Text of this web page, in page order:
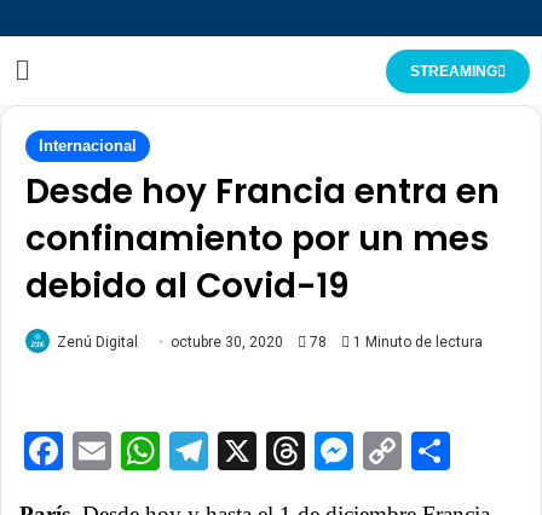
STREAMING
Internacional
Desde hoy Francia entra en
confinamiento por un mes
debido al Covid-19
Zenú Digital octubre 30, 2020 78 1 Minuto de lectura
Facebook
EmailWhatsApp
Telegram
X ThreadsCopy